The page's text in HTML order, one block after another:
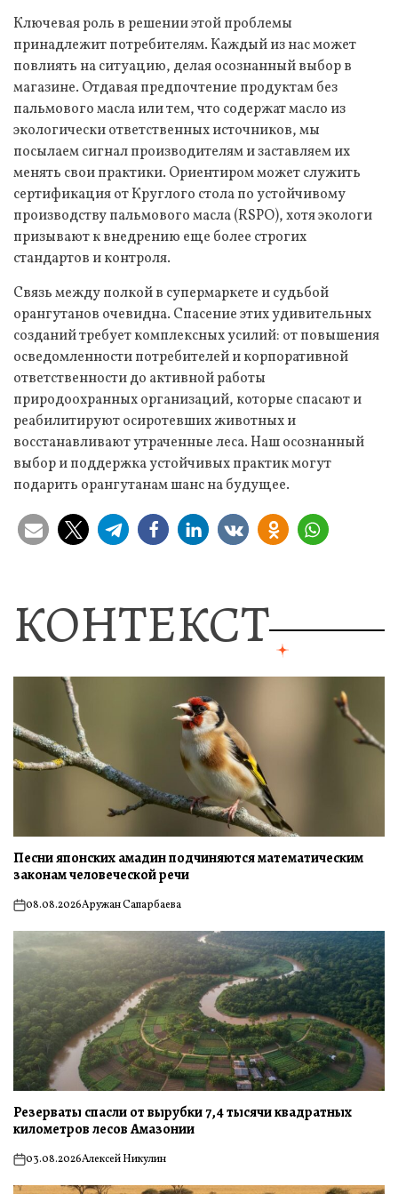
Ключевая роль в решении этой проблемы
принадлежит потребителям. Каждый из нас может
повлиять на ситуацию, делая осознанный выбор в
магазине. Отдавая предпочтение продуктам без
пальмового масла или тем, что содержат масло из
экологически ответственных источников, мы
посылаем сигнал производителям и заставляем их
менять свои практики. Ориентиром может служить
сертификация от Круглого стола по устойчивому
производству пальмового масла (RSPO), хотя экологи
призывают к внедрению еще более строгих
стандартов и контроля.
Связь между полкой в супермаркете и судьбой
орангутанов очевидна. Спасение этих удивительных
созданий требует комплексных усилий: от повышения
осведомленности потребителей и корпоративной
ответственности до активной работы
природоохранных организаций, которые спасают и
реабилитируют осиротевших животных и
восстанавливают утраченные леса. Наш осознанный
выбор и поддержка устойчивых практик могут
подарить орангутанам шанс на будущее.
КОНТЕКСТ
Песни японских амадин подчиняются математическим
законам человеческой речи
on08.08.2026Аружан Сапарбаева
Резерваты спасли от вырубки 7,4 тысячи квадратных
километров лесов Амазонии
on03.08.2026Алексей Никулин